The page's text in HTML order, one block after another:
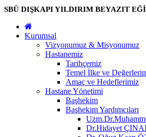
SBÜ DIŞKAPI YILDIRIM BEYAZIT
Kurumsal
Vizyonumuz & Misyonumuz
Hastanemiz
Tarihçemiz
Temel İlke ve
Amaç ve Hedeflerimiz
Hastane Yönetimi
Başhekim
Başhekim Yardımcıları
Dr.Hidayet